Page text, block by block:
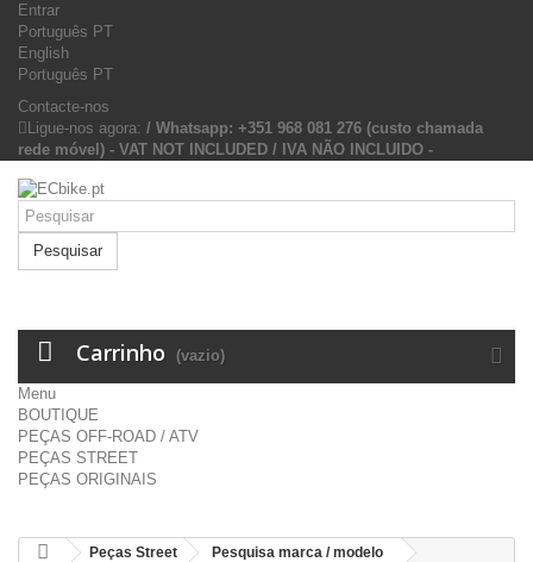
Entrar
Português PT
English
Português PT
Contacte-nos
Ligue-nos agora: / Whatsapp: +351 968 081 276 (custo chamada
rede móvel) - VAT NOT INCLUDED / IVA NÃO INCLUIDO -
Pesquisar
Carrinho (vazio)
Menu
BOUTIQUE
PEÇAS OFF-ROAD / ATV
PEÇAS STREET
PEÇAS ORIGINAIS
Peças Street
Pesquisa marca / modelo